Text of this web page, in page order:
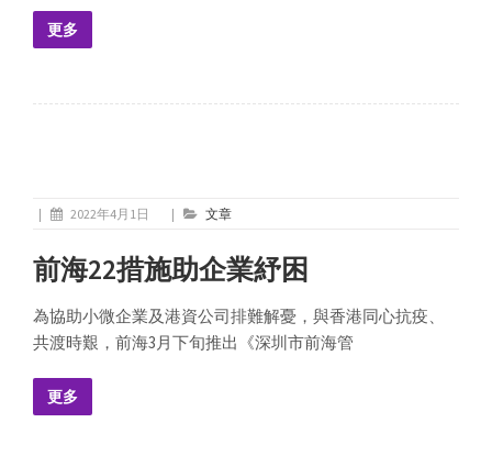
更多
| 2022年4月1日 | 文章
前海22措施助企業紓困
為協助小微企業及港資公司排難解憂，與香港同心抗疫、
共渡時艱，前海3月下旬推出《深圳市前海管
更多